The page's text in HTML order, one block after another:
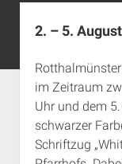
2. – 5.
im Zeitraum
Uhr und dem
schwarzer
Schriftzug